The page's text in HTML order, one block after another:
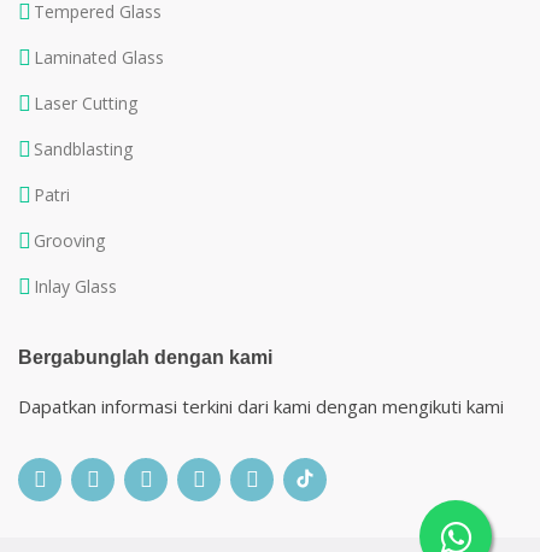
Tempered Glass
Laminated Glass
Laser Cutting
Sandblasting
Patri
Grooving
Inlay Glass
Bergabunglah dengan kami
Dapatkan informasi terkini dari kami dengan mengikuti kami